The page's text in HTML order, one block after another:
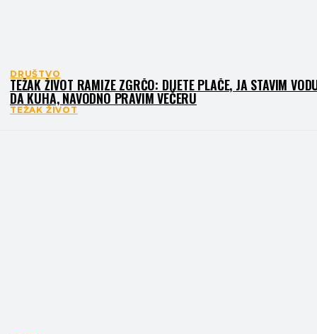
DRUŠTVO
TEŽAK ŽIVOT RAMIZE ZGRČO: DIJETE PLAČE, JA STAVIM
DA KUHA, NAVODNO PRAVIM VEČERU
TEŽAK ŽIVOT